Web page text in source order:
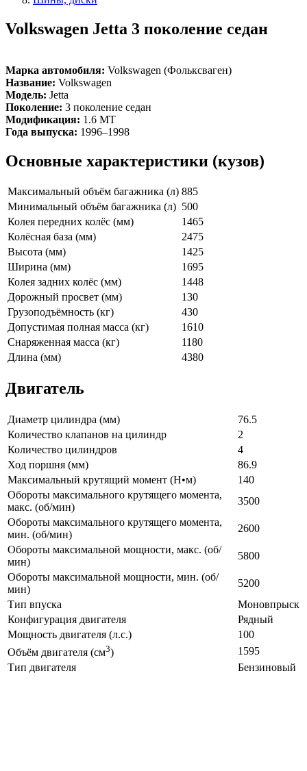
Volkswagen Jetta 3 поколение седан
Марка автомобиля: Volkswagen (Фольксваген)
Название: Volkswagen
Модель: Jetta
Поколение: 3 поколение седан
Модификация: 1.6 MT
Года выпуска: 1996–1998
Основные характеристики (кузов)
Максимальный объём багажника (л) 885
Минимальный объём багажника (л) 500
Колея передних колёс (мм)
1465
Колёсная база (мм)
2475
Высота (мм)
1425
Ширина (мм)
1695
Колея задних колёс (мм)
1448
Дорожный просвет (мм)
130
Грузоподъёмность (кг)
430
Допустимая полная масса (кг)
1610
Снаряженная масса (кг)
1180
Длина (мм)
4380
Двигатель
Диаметр цилиндра (мм)
76.5
Количество клапанов на цилиндр
2
Количество цилиндров
4
Ход поршня (мм)
86.9
Максимальный крутящий момент (Н•м)
140
Обороты максимального крутящего момента,
макс. (об/мин)
3500
Обороты максимального крутящего момента,
мин. (об/мин)
2600
Обороты максимальной мощности, макс. (об/
мин)
5800
Обороты максимальной мощности, мин. (об/
мин)
5200
Тип впуска
Моновпрыск
Конфигурация двигателя
Рядный
Мощность двигателя (л.с.)
100
Объём двигателя (см3)
1595
Тип двигателя
Бензиновый